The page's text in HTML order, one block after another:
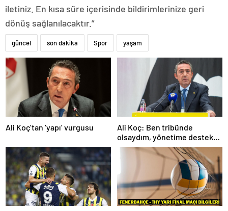
iletiniz. En kısa süre içerisinde bildirimlerinize geri
dönüş sağlanılacaktır.”
güncel son dakika Spor yaşam
Ali Koç’tan ‘yapı’ vurgusu
Ali Koç: Ben tribünde
olsaydım, yönetime destek
olurdum